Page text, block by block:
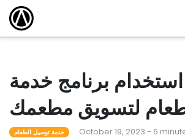
استخدام برنامج خدمة
لتسويق مطعمك
خدمة توصيل الطعام October 19, 2023 - 6